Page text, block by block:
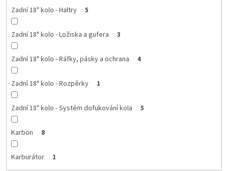
Zadní 18" kolo - Haltry 5
Zadní 18" kolo - Ložiska a gufera 3
Zadní 18" kolo - Ráfky, pásky a ochrana 4
Zadní 18" kolo - Rozpěrky 1
Zadní 18" kolo - Systém dofukování kola 5
Karbon 8
Karburátor 1